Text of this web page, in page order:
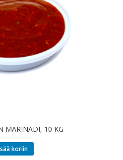
MARINADI, 10 KG
koriin